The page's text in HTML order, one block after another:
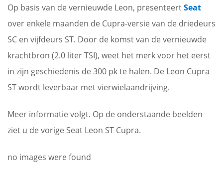
Op basis van de vernieuwde Leon, presenteertSeat
over enkele maanden de Cupra-versie van de driedeurs
SC en vijfdeurs ST. Door de komst van de vernieuwde
krachtbron (2.0 liter TSI), weet het merk voor het eerst
in zijn geschiedenis de 300 pk te halen. De Leon Cupra
ST wordt leverbaar met vierwielaandrijving.
Meer informatie volgt. Op de onderstaande beelden
ziet u de vorige Seat Leon ST Cupra.
no images were found